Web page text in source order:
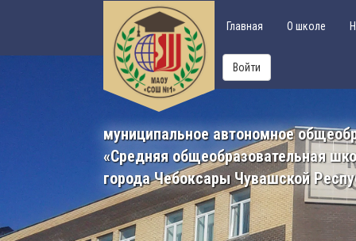
Главная О школе
Войти
муниципальное автономное
«Средняя общеобразовательная
города Чебоксары Чувашской